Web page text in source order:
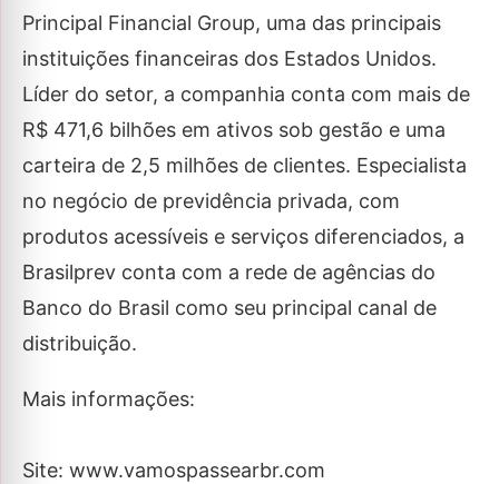
Principal Financial Group, uma das principais
instituições financeiras dos Estados Unidos.
Líder do setor, a companhia conta com mais de
R$ 471,6 bilhões em ativos sob gestão e uma
carteira de 2,5 milhões de clientes. Especialista
no negócio de previdência privada, com
produtos acessíveis e serviços diferenciados, a
Brasilprev conta com a rede de agências do
Banco do Brasil como seu principal canal de
distribuição.
Mais informações:
Site: www.vamospassearbr.com